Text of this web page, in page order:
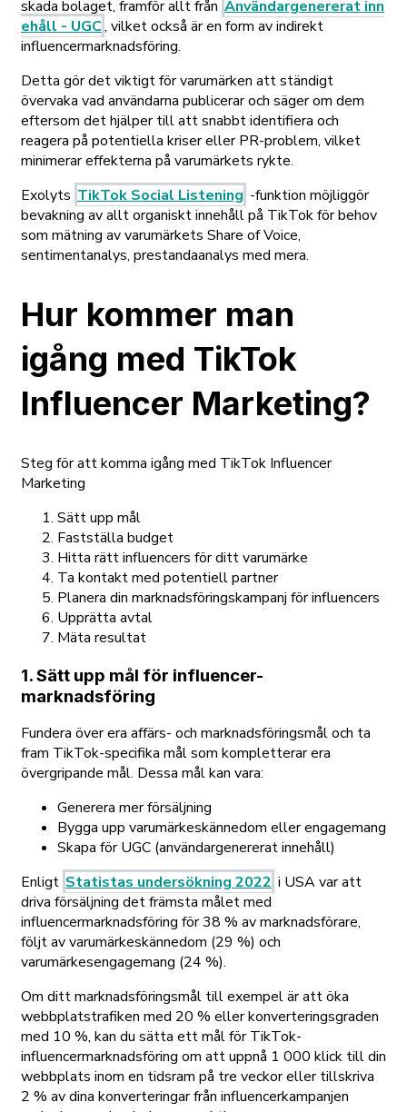
skada bolaget, framför allt från Användargenererat inn
ehåll - UGC, vilket också är en form av indirekt
influencermarknadsföring.
Detta gör det viktigt för varumärken att ständigt
övervaka vad användarna publicerar och säger om dem
eftersom det hjälper till att snabbt identifiera och
reagera på potentiella kriser eller PR-problem, vilket
minimerar effekterna på varumärkets rykte.
Exolyts TikTok Social Listening -funktion möjliggör
bevakning av allt organiskt innehåll på TikTok för behov
som mätning av varumärkets Share of Voice,
sentimentanalys, prestandaanalys med mera.
Hur kommer man
igång med TikTok
Influencer Marketing?
Steg för att komma igång med TikTok Influencer
Marketing
Sätt upp mål
Fastställa budget
Hitta rätt influencers för ditt varumärke
Ta kontakt med potentiell partner
Planera din marknadsföringskampanj för influencers
Upprätta avtal
Mäta resultat
1. Sätt upp mål för influencer-
marknadsföring
Fundera över era affärs- och marknadsföringsmål och ta
fram TikTok-specifika mål som kompletterar era
övergripande mål. Dessa mål kan vara:
Generera mer försäljning
Bygga upp varumärkeskännedom eller engagemang
Skapa för UGC (användargenererat innehåll)
Enligt Statistas undersökning 2022 i USA var att
driva försäljning det främsta målet med
influencermarknadsföring för 38 % av marknadsförare,
följt av varumärkeskännedom (29 %) och
varumärkesengagemang (24 %).
Om ditt marknadsföringsmål till exempel är att öka
webbplatstrafiken med 20 % eller konverteringsgraden
med 10 %, kan du sätta ett mål för TikTok-
influencermarknadsföring om att uppnå 1 000 klick till din
webbplats inom en tidsram på tre veckor eller tillskriva
2 % av dina konverteringar från influencerkampanjen